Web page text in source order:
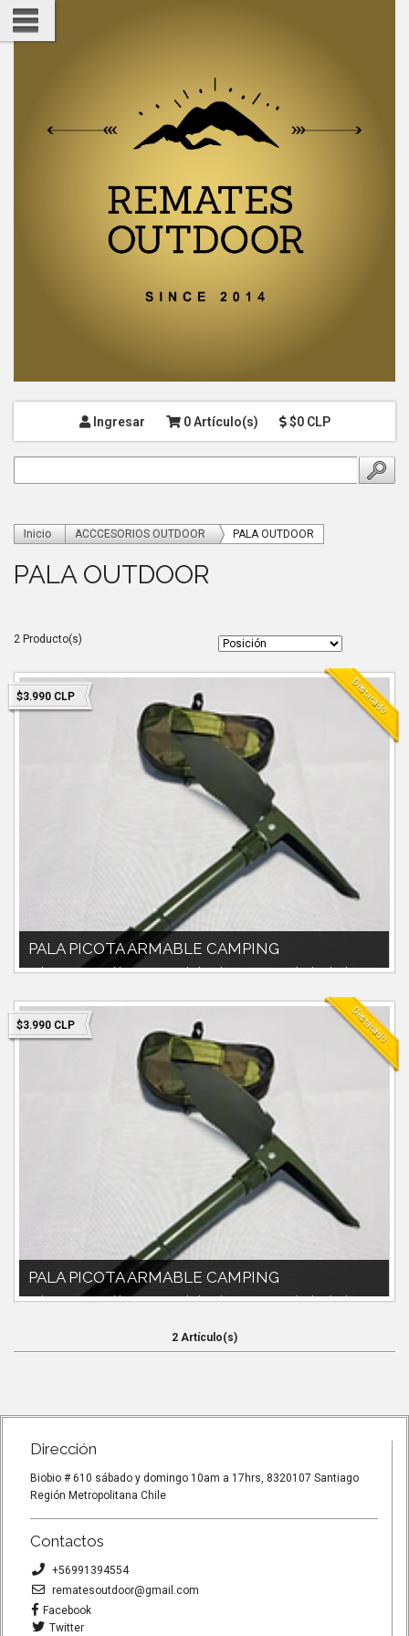
Ingresar 0 Artículo(s) $0 CLP
Inicio ACCCESORIOS OUTDOOR PALA OUTDOOR
PALA OUTDOOR
2 Producto(s)
$3.990 CLP Destacado
PALA PICOTA ARMABLE CAMPING
Pala picota armable.peso 200g.bolso de tranporte incluido.Ideal
$3.990 CLP Destacado
PALA PICOTA ARMABLE CAMPING
Pala picota armable.peso 200g.bolso de tranporte incluido.Ideal
2 Artículo(s)
Dirección
Biobio # 610 sábado y domingo 10am a 17hrs, 8320107 Santiago
Región Metropolitana Chile
Contactos
+56991394554
rematesoutdoor@gmail.com
Facebook
Twitter